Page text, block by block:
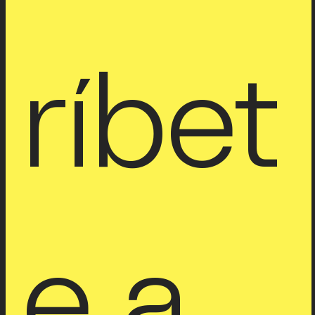
ríbet